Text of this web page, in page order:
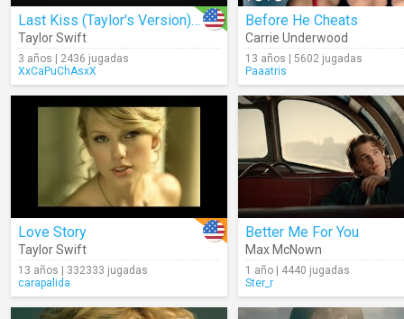
Last Kiss (Taylor's Version) (Lyrics)
Taylor Swift
3 años | 2436 jugadas
XxCaPuChAsxX
Before He Cheats
Carrie Underwood
13 años | 5602 jugadas
Paaatris
Love Story
Taylor Swift
13 años | 332333 jugadas
carapalida
Better Me For You
Max McNown
1 año | 4440 jugadas
Ster_r